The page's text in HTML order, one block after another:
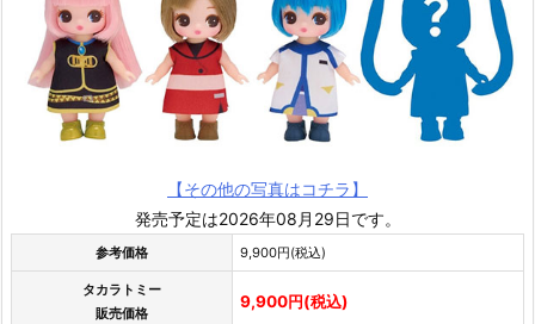
【その他の写真はコチラ】
発売予定は2026年08月29日です。
参考価格 9,900円(税込)
タカラトミー
販売価格
9,900円(税込)